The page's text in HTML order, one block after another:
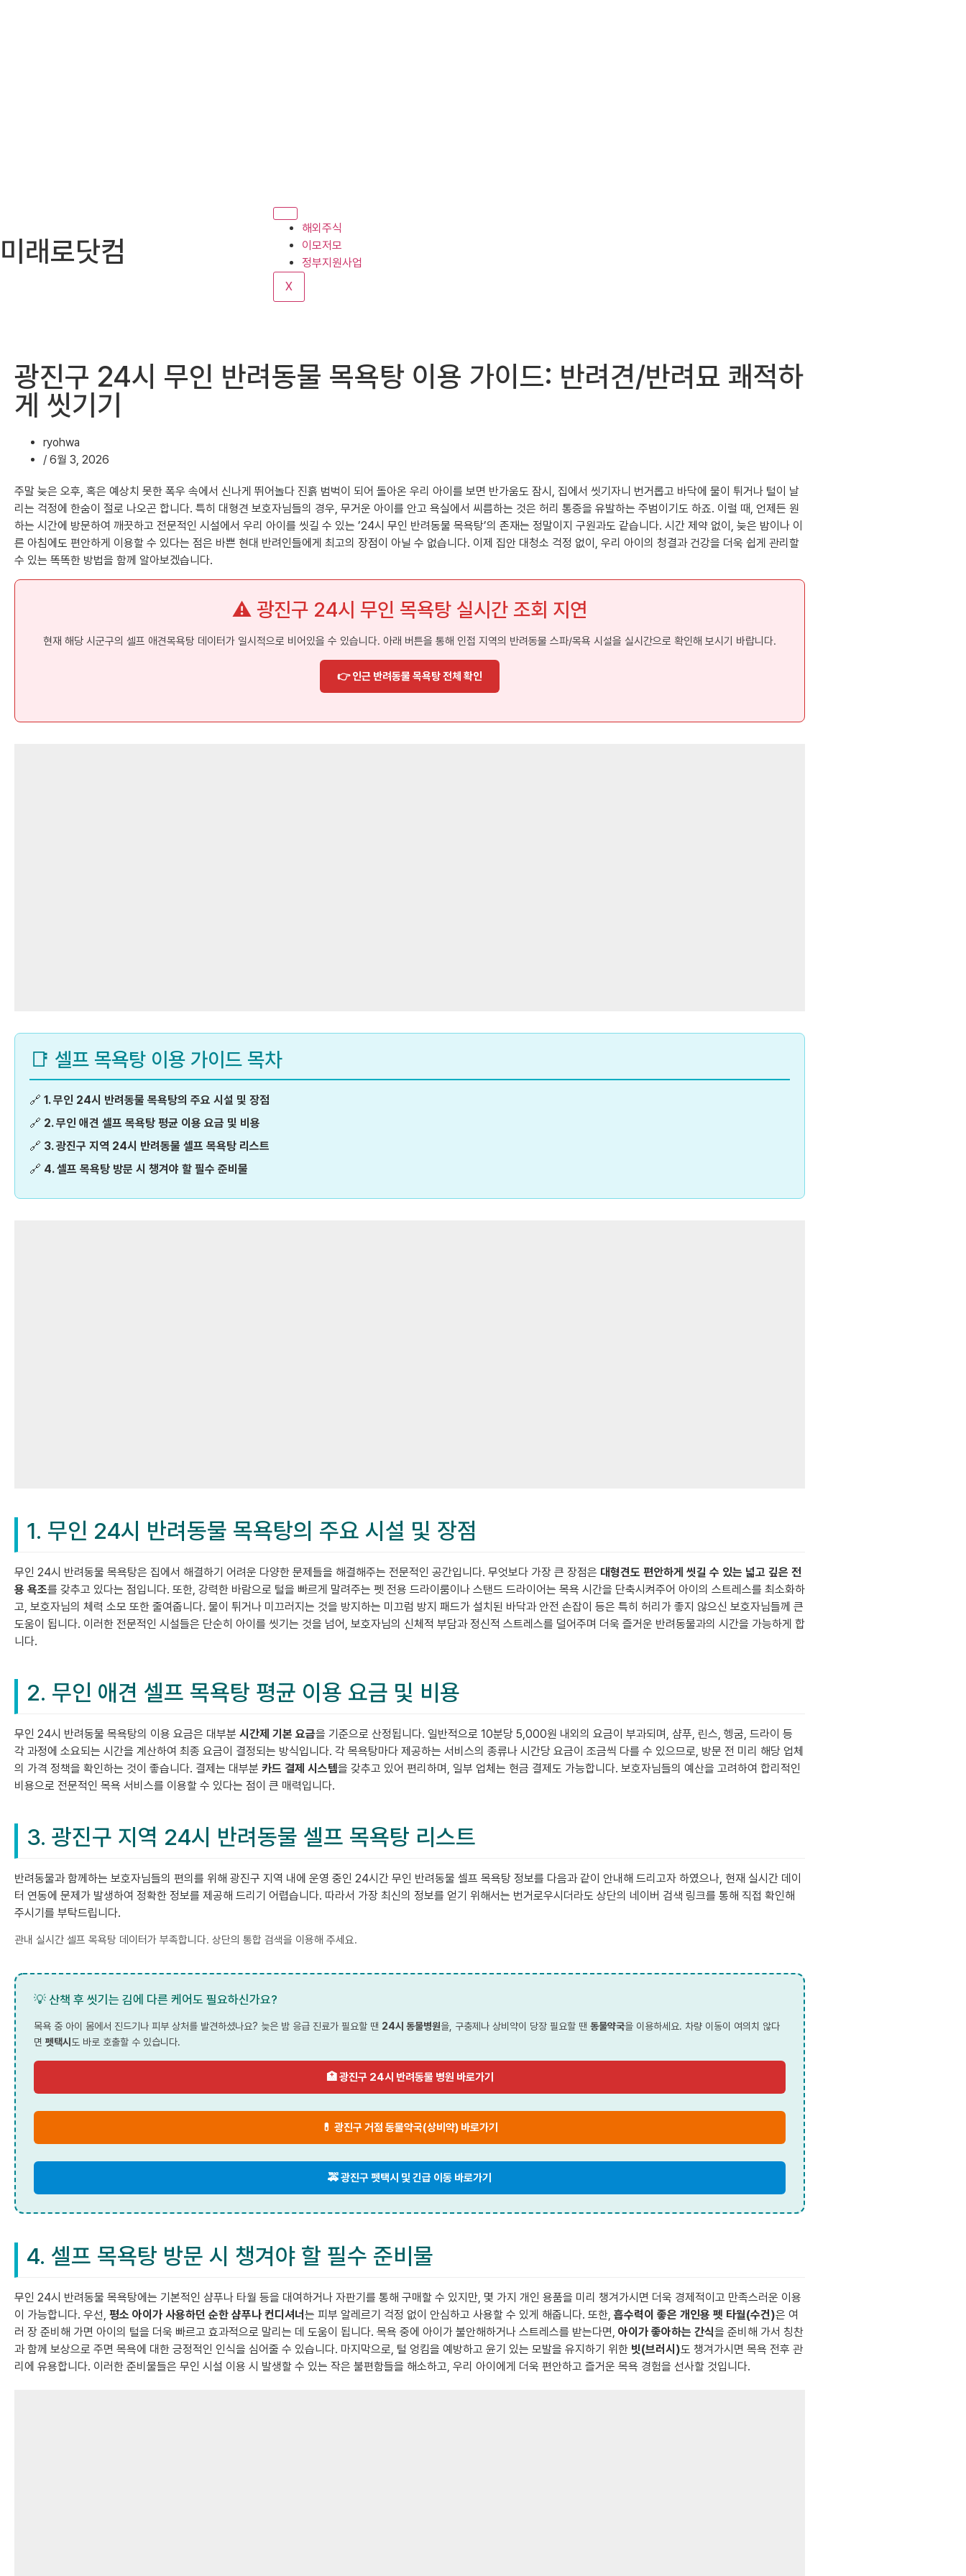
미래로닷컴
해외주식
이모저모
정부지원사업
X
광진구 24시 무인 반려동물 목욕탕 이용 가이드: 반려견/반려묘 쾌적하
게 씻기기
ryohwa
/ 6월 3, 2026
주말 늦은 오후, 혹은 예상치 못한 폭우 속에서 신나게 뛰어놀다 진흙 범벅이 되어 돌아온 우리 아이를 보면 반가움도 잠시, 집에서 씻기자니 번거롭고 바닥에 물이 튀거나 털이 날
리는 걱정에 한숨이 절로 나오곤 합니다. 특히 대형견 보호자님들의 경우, 무거운 아이를 안고 욕실에서 씨름하는 것은 허리 통증을 유발하는 주범이기도 하죠. 이럴 때, 언제든 원
하는 시간에 방문하여 깨끗하고 전문적인 시설에서 우리 아이를 씻길 수 있는 ’24시 무인 반려동물 목욕탕’의 존재는 정말이지 구원과도 같습니다. 시간 제약 없이, 늦은 밤이나 이
른 아침에도 편안하게 이용할 수 있다는 점은 바쁜 현대 반려인들에게 최고의 장점이 아닐 수 없습니다. 이제 집안 대청소 걱정 없이, 우리 아이의 청결과 건강을 더욱 쉽게 관리할
수 있는 똑똑한 방법을 함께 알아보겠습니다.
⚠️ 광진구 24시 무인 목욕탕 실시간 조회 지연
현재 해당 시군구의 셀프 애견목욕탕 데이터가 일시적으로 비어있을 수 있습니다. 아래 버튼을 통해 인접 지역의 반려동물 스파/목욕 시설을 실시간으로 확인해 보시기 바랍니다.
👉 인근 반려동물 목욕탕 전체 확인
📑 셀프 목욕탕 이용 가이드 목차
🔗 1. 무인 24시 반려동물 목욕탕의 주요 시설 및 장점
🔗 2. 무인 애견 셀프 목욕탕 평균 이용 요금 및 비용
🔗 3. 광진구 지역 24시 반려동물 셀프 목욕탕 리스트
🔗 4. 셀프 목욕탕 방문 시 챙겨야 할 필수 준비물
1. 무인 24시 반려동물 목욕탕의 주요 시설 및 장점
무인 24시 반려동물 목욕탕은 집에서 해결하기 어려운 다양한 문제들을 해결해주는 전문적인 공간입니다. 무엇보다 가장 큰 장점은 대형견도 편안하게 씻길 수 있는 넓고 깊은 전
용 욕조를 갖추고 있다는 점입니다. 또한, 강력한 바람으로 털을 빠르게 말려주는 펫 전용 드라이룸이나 스탠드 드라이어는 목욕 시간을 단축시켜주어 아이의 스트레스를 최소화하
고, 보호자님의 체력 소모 또한 줄여줍니다. 물이 튀거나 미끄러지는 것을 방지하는 미끄럼 방지 패드가 설치된 바닥과 안전 손잡이 등은 특히 허리가 좋지 않으신 보호자님들께 큰
도움이 됩니다. 이러한 전문적인 시설들은 단순히 아이를 씻기는 것을 넘어, 보호자님의 신체적 부담과 정신적 스트레스를 덜어주며 더욱 즐거운 반려동물과의 시간을 가능하게 합
니다.
2. 무인 애견 셀프 목욕탕 평균 이용 요금 및 비용
무인 24시 반려동물 목욕탕의 이용 요금은 대부분 시간제 기본 요금을 기준으로 산정됩니다. 일반적으로 10분당 5,000원 내외의 요금이 부과되며, 샴푸, 린스, 헹굼, 드라이 등
각 과정에 소요되는 시간을 계산하여 최종 요금이 결정되는 방식입니다. 각 목욕탕마다 제공하는 서비스의 종류나 시간당 요금이 조금씩 다를 수 있으므로, 방문 전 미리 해당 업체
의 가격 정책을 확인하는 것이 좋습니다. 결제는 대부분 카드 결제 시스템을 갖추고 있어 편리하며, 일부 업체는 현금 결제도 가능합니다. 보호자님들의 예산을 고려하여 합리적인
비용으로 전문적인 목욕 서비스를 이용할 수 있다는 점이 큰 매력입니다.
3. 광진구 지역 24시 반려동물 셀프 목욕탕 리스트
반려동물과 함께하는 보호자님들의 편의를 위해 광진구 지역 내에 운영 중인 24시간 무인 반려동물 셀프 목욕탕 정보를 다음과 같이 안내해 드리고자 하였으나, 현재 실시간 데이
터 연동에 문제가 발생하여 정확한 정보를 제공해 드리기 어렵습니다. 따라서 가장 최신의 정보를 얻기 위해서는 번거로우시더라도 상단의 네이버 검색 링크를 통해 직접 확인해
주시기를 부탁드립니다.
관내 실시간 셀프 목욕탕 데이터가 부족합니다. 상단의 통합 검색을 이용해 주세요.
💡 산책 후 씻기는 김에 다른 케어도 필요하신가요?
목욕 중 아이 몸에서 진드기나 피부 상처를 발견하셨나요? 늦은 밤 응급 진료가 필요할 땐 24시 동물병원을, 구충제나 상비약이 당장 필요할 땐 동물약국을 이용하세요. 차량 이동이 여의치 않다
면 펫택시 도 바로 호출할 수 있습니다.
🏥 광진구 24시 반려동물 병원 바로가기
💊 광진구 거점 동물약국(상비약) 바로가기
🚕 광진구 펫택시 및 긴급 이동 바로가기
4. 셀프 목욕탕 방문 시 챙겨야 할 필수 준비물
무인 24시 반려동물 목욕탕에는 기본적인 샴푸나 타월 등을 대여하거나 자판기를 통해 구매할 수 있지만, 몇 가지 개인 용품을 미리 챙겨가시면 더욱 경제적이고 만족스러운 이용
이 가능합니다. 우선, 평소 아이가 사용하던 순한 샴푸나 컨디셔너 는 피부 알레르기 걱정 없이 안심하고 사용할 수 있게 해줍니다. 또한, 흡수력이 좋은 개인용 펫 타월(수건)은 여
러 장 준비해 가면 아이의 털을 더욱 빠르고 효과적으로 말리는 데 도움이 됩니다. 목욕 중에 아이가 불안해하거나 스트레스를 받는다면, 아이가 좋아하는 간식을 준비해 가서 칭찬
과 함께 보상으로 주면 목욕에 대한 긍정적인 인식을 심어줄 수 있습니다. 마지막으로, 털 엉킴을 예방하고 윤기 있는 모발을 유지하기 위한 빗(브러시)도 챙겨가시면 목욕 전후 관
리에 유용합니다. 이러한 준비물들은 무인 시설 이용 시 발생할 수 있는 작은 불편함들을 해소하고, 우리 아이에게 더욱 편안하고 즐거운 목욕 경험을 선사할 것입니다.